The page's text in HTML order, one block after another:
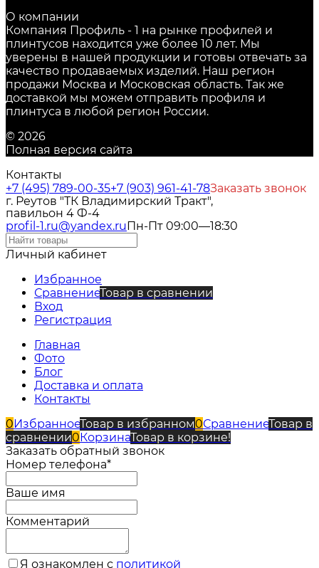
О компании
Компания Профиль - 1 на рынке профилей и
плинтусов находится уже более 10 лет. Мы
уверены в нашей продукции и готовы отвечать за
качество продаваемых изделий. Наш регион
продажи Москва и Московская область. Так же
доставкой мы можем отправить профиля и
плинтуса в любой регион России.
© 2026
Полная версия сайта
Контакты
+7 (495) 789-00-35+7 (903) 961-41-78Заказать звонок
г. Реутов "ТК Владимирский Тракт",
павильон 4 Ф-4
profil-1.ru@yandex.ruПн-Пт 09:00—18:30
Личный кабинет
Избранное
СравнениеТовар в сравнении
Вход
Регистрация
Главная
Фото
Блог
Доставка и оплата
Контакты
0ИзбранноеТовар в избранном0СравнениеТовар в
сравнении0КорзинаТовар в корзине!
Заказать обратный звонок
Номер телефона*
Ваше имя
Комментарий
Я ознакомлен с политикой